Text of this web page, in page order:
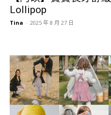
Lollipop
Tina - 2025 年 8 月 27 日